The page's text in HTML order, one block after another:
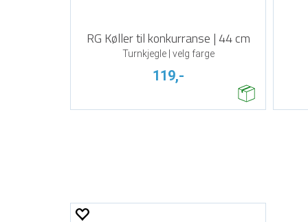
RG Køller til konkurranse | 44 cm
Turnkjegle | velg farge
119,-